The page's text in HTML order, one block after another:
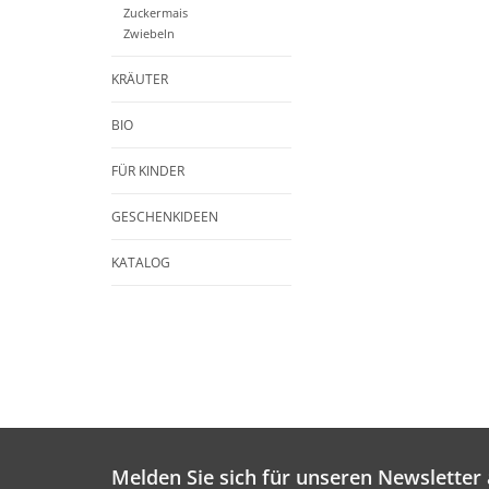
Zuckermais
Zwiebeln
KRÄUTER
BIO
FÜR KINDER
GESCHENKIDEEN
KATALOG
Melden Sie sich für unseren Newsletter